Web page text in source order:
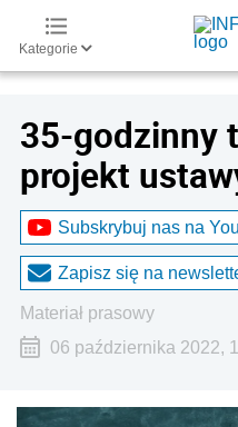
Kategorie
35-godzinny
projekt
Subskrybuj nas na
Zapisz się na
materiał prasowy
06 października 2022,